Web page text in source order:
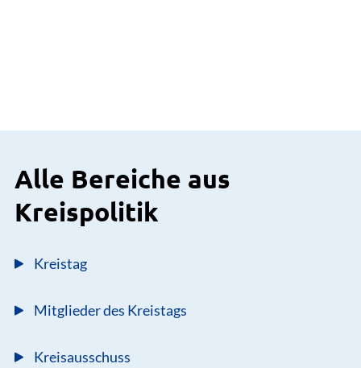
Alle Bereiche aus
Kreispolitik
Kreistag
Mitglieder des Kreistags
Kreisausschuss